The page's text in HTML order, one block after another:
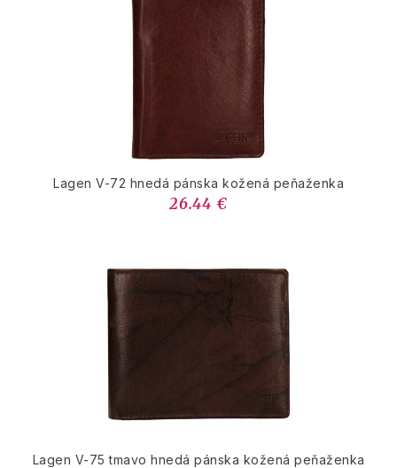
Lagen V-72 hnedá pánska kožená peňaženka
26.44 €
Lagen V-75 tmavo hnedá pánska kožená peňaženka